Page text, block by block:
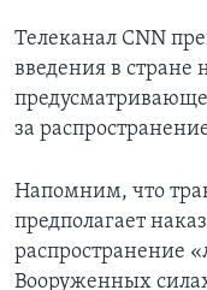
Телеканал CNN
введения в стране
за
Напомним, что
предполагает
распространение
Вооруженных